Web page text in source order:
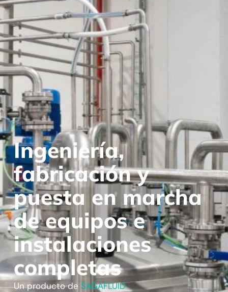
Ingeniería,
fabricación y
puesta en marcha
de equipos e
instalaciones
completas
Un producto de SAGAFLUID